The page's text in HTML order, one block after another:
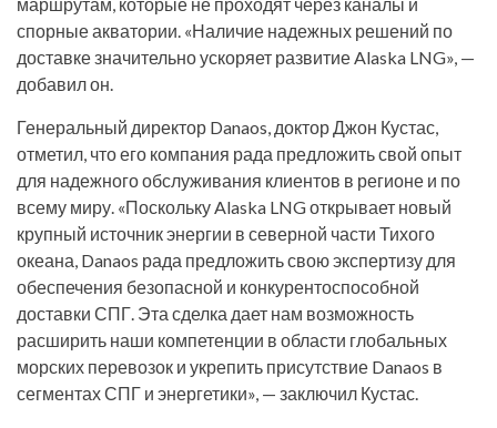
спорные акватории. «Наличие надежных решений по
доставке значительно ускоряет развитие Alaska LNG», —
добавил он.
Генеральный директор Danaos, доктор Джон Кустас,
отметил, что его компания рада предложить свой опыт
для надежного обслуживания клиентов в регионе и по
всему миру. «Поскольку Alaska LNG открывает новый
крупный источник энергии в северной части Тихого
океана, Danaos рада предложить свою экспертизу для
обеспечения безопасной и конкурентоспособной
доставки СПГ. Эта сделка дает нам возможность
расширить наши компетенции в области глобальных
морских перевозок и укрепить присутствие Danaos в
сегментах СПГ и энергетики», — заключил Кустас.